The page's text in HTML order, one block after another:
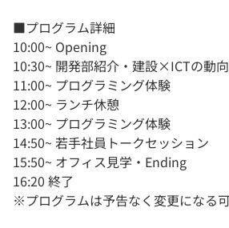
■プログラム詳細
10:00~ Opening
10:30~ 開発部紹介・建設×ICTの動向
11:00~ プログラミング体験
12:00~ ランチ休憩
13:00~ プログラミング体験
14:50~ 若手社員トークセッション
15:50~ オフィス見学・Ending
16:20 終了
※プログラムは予告なく変更になる